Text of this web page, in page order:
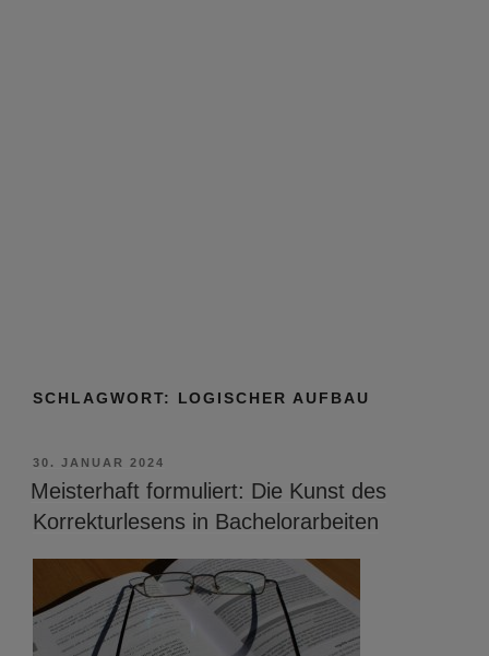
SCHLAGWORT: LOGISCHER AUFBAU
VERÖFFENTLICHT
AM
30. JANUAR 2024
Meisterhaft formuliert: Die Kunst des
Korrekturlesens in Bachelorarbeiten